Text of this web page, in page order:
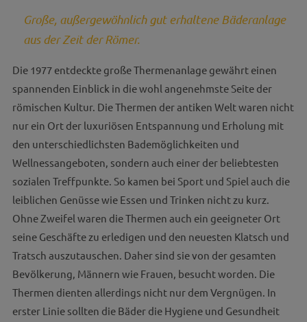
Große, außergewöhnlich gut erhaltene Bäderanlage
aus der Zeit der Römer.
Die 1977 entdeckte große Thermenanlage gewährt einen
spannenden Einblick in die wohl angenehmste Seite der
römischen Kultur. Die Thermen der antiken Welt waren nicht
nur ein Ort der luxuriösen Entspannung und Erholung mit
den unterschiedlichsten Bademöglichkeiten und
Wellnessangeboten, sondern auch einer der beliebtesten
sozialen Treffpunkte. So kamen bei Sport und Spiel auch die
leiblichen Genüsse wie Essen und Trinken nicht zu kurz.
Ohne Zweifel waren die Thermen auch ein geeigneter Ort
seine Geschäfte zu erledigen und den neuesten Klatsch und
Tratsch auszutauschen. Daher sind sie von der gesamten
Bevölkerung, Männern wie Frauen, besucht worden. Die
Thermen dienten allerdings nicht nur dem Vergnügen. In
erster Linie sollten die Bäder die Hygiene und Gesundheit